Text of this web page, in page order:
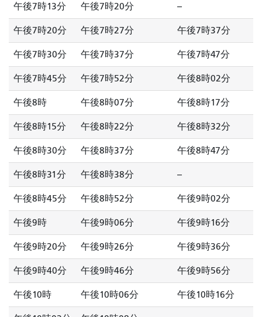
午後7時13分 午後7時20分 --
午後7時20分 午後7時27分 午後7時37分
午後7時30分 午後7時37分 午後7時47分
午後7時45分 午後7時52分 午後8時02分
午後8時 午後8時07分 午後8時17分
午後8時15分 午後8時22分 午後8時32分
午後8時30分 午後8時37分 午後8時47分
午後8時31分 午後8時38分 --
午後8時45分 午後8時52分 午後9時02分
午後9時 午後9時06分 午後9時16分
午後9時20分 午後9時26分 午後9時36分
午後9時40分 午後9時46分 午後9時56分
午後10時 午後10時06分 午後10時16分